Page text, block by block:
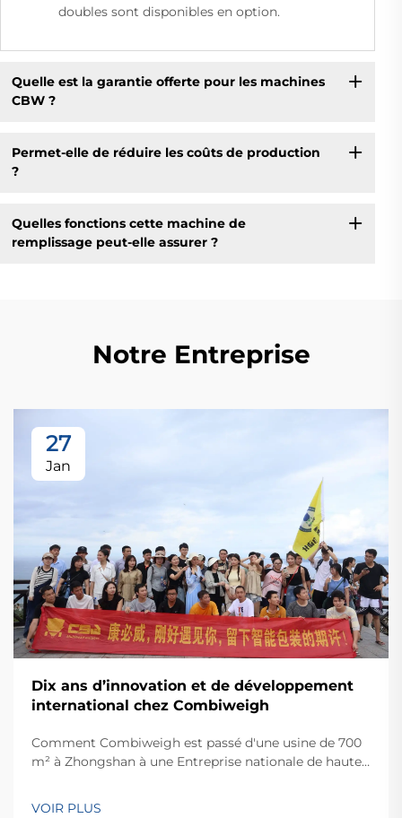
doubles sont disponibles en option.
Quelle est la garantie offerte pour les machines
CBW ?
Permet-elle de réduire les coûts de production
?
Quelles fonctions cette machine de
remplissage peut-elle assurer ?
Notre Entreprise
27
Jan
Dix ans d’innovation et de développement
international chez Combiweigh
Comment Combiweigh est passé d'une usine de 700
m² à Zhongshan à une Entreprise nationale de haute
VOIR PLUS